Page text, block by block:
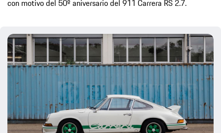
con motivo del 50º aniversario del 911 Carrera RS 2.7.